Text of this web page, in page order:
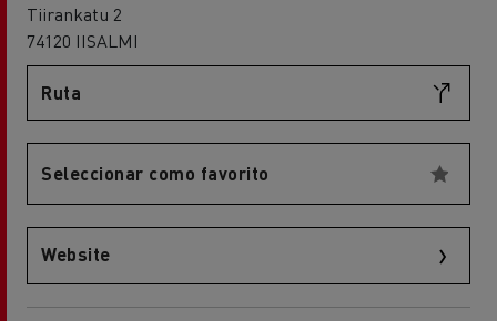
Tiirankatu 2
74120 IISALMI
Ruta
Seleccionar como favorito
Website